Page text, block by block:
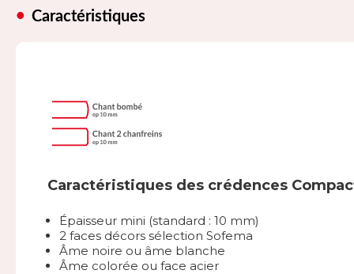
Caractéristiques
Caractéristiques des crédences
Épaisseur mini (standard : 10 mm)
2 faces décors sélection Sofema
Âme noire ou âme blanche
Âme colorée ou face acier